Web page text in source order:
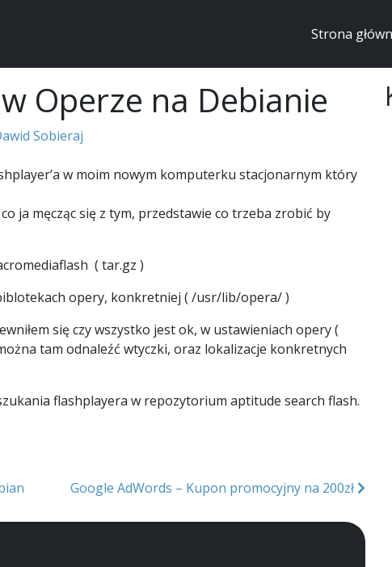
Strona
Operze na Debianie
Sobieraj
w moim nowym komputerku stacjonarnym który
ja męcząc się z tym, przedstawie co trzeba zrobić by
( tar.gz )
opery, konkretniej ( /usr/lib/opera/ )
się czy wszystko jest ok, w ustawieniach opery (
tam odnaleźć wtyczki, oraz lokalizacje konkretnych
flashplayera w repozytorium aptitude search flash.
Google AdWords – Kupon promocyjny na 200zł